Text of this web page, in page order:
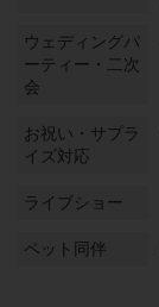
ウェディングパ
ーティー・二次
会
お祝い・サプラ
イズ対応
ライブショー
ペット同伴